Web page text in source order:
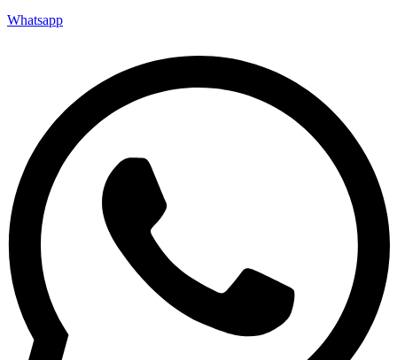
Whatsapp